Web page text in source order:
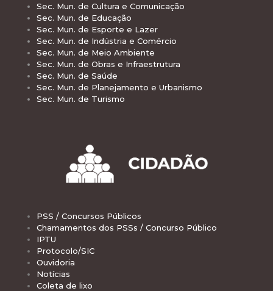
Sec. Mun. de Cultura e Comunicação
Sec. Mun. de Educação
Sec. Mun. de Esporte e Lazer
Sec. Mun. de Indústria e Comércio
Sec. Mun. de Meio Ambiente
Sec. Mun. de Obras e Infraestrutura
Sec. Mun. de Saúde
Sec. Mun. de Planejamento e Urbanismo
Sec. Mun. de Turismo
PSS / Concursos Públicos
Chamamentos dos PSSs / Concurso Público
IPTU
Protocolo/SIC
Ouvidoria
Notícias
Coleta de lixo